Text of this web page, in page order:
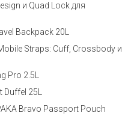
и Quad Lock для
Backpack 20L
Straps: Cuff, Crossbody и
Pro 2.5L
25L
Bravo Passport Pouch